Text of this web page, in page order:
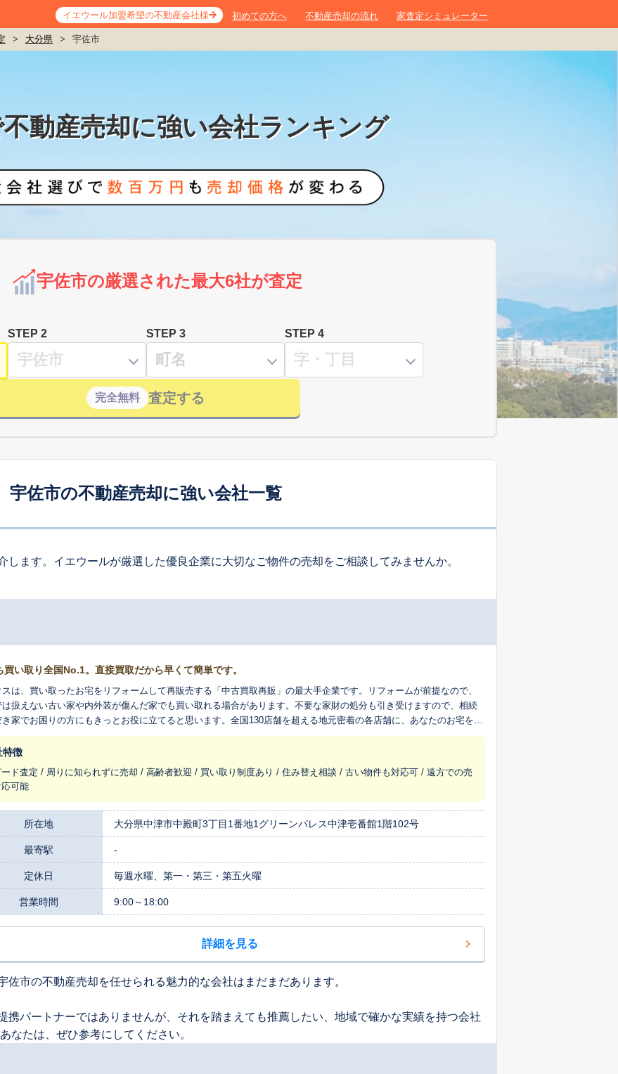
イエウール加盟希望の不動産会社様 初めての方へ 不動産売却の流れ 家査定シミュレーター
> 大分県 > 宇佐市
動産売却に強い会社ランキング
宇佐市の厳選された最大6社が査定
STEP 2 STEP 3 STEP 4
完全無料 査定する
宇佐市の不動産売却に強い会社一覧
ます。イエウールが厳選した優良企業に大切なご物件の売却をご相談してみませんか。
買い取り全国No.1。直接買取だから早くて簡単です。
スは、買い取ったお宅をリフォームして再販売する「中古買取再販」の最大手企業です。リフォームが前提なので、
は扱えない古い家や内外装が傷んだ家でも買い取れる場合があります。不要な家財の処分も引き受けますので、相続
き家でお困りの方にもきっとお役に立てると思います。全国130店舗を超える地元密着の各店舗に、あなたのお宅を生
わらせ、長く住みつなぐお手伝いをさせてください。
特徴
ード査定 / 周りに知られずに売却 / 高齢者歓迎 / 買い取り制度あり / 住み替え相談 / 古い物件も対応可 / 遠方での売
可能
所在地 大分県中津市中殿町3丁目1番地1グリーンパレス中津壱番館1階102号
最寄駅 -
定休日 毎週水曜、第一・第三・第五火曜
営業時間 9:00～18:00
詳細を見る
市の不動産売却を任せられる魅力的な会社はまだまだあります。
携パートナーではありませんが、それを踏まえても推薦したい、地域で確かな実績を持つ会社
なたは、ぜひ参考にしてください。